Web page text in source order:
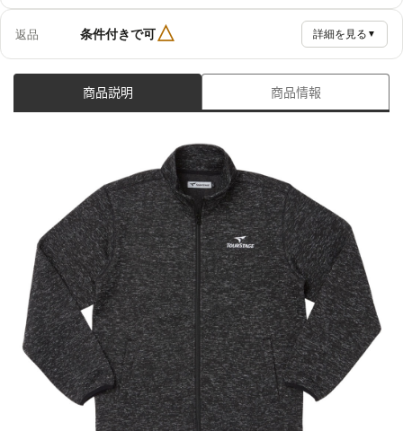
返品 条件付きで可△ 詳細を見る ▼
商品説明 商品情報